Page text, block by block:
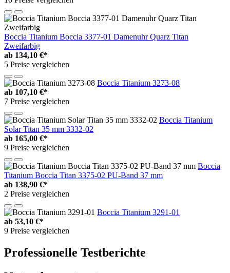
Boccia Titanium Boccia 3377-01 Damenuhr Quarz Titan
Zweifarbig
ab 134,10 €*
5 Preise vergleichen
Boccia Titanium 3273-08
ab 107,10 €*
7 Preise vergleichen
Boccia Titanium
Solar Titan 35 mm 3332-02
ab 165,00 €*
9 Preise vergleichen
Boccia
Titanium Boccia Titan 3375-02 PU-Band 37 mm
ab 138,90 €*
2 Preise vergleichen
Boccia Titanium 3291-01
ab 53,10 €*
9 Preise vergleichen
Professionelle Testberichte